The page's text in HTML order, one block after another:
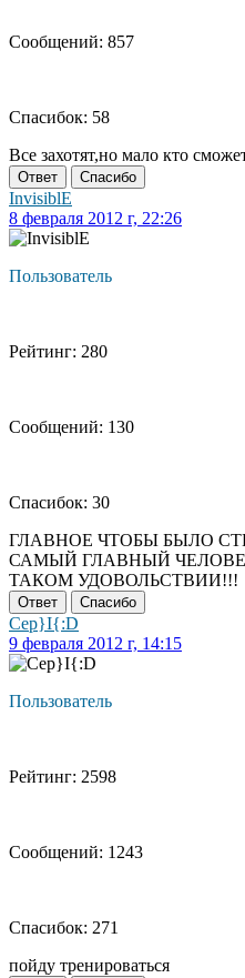
Сообщений: 857
Спасибок: 58
Все захотят,но мало кто
Ответ Спасибо
InvisiblE
8 февраля 2012 г, 22:26
Пользователь
Рейтинг: 280
Сообщений: 130
Спасибок: 30
ГЛАВНОЕ ЧТОБЫ БЫЛО
САМЫЙ ГЛАВНЫЙ
ТАКОМ УДОВОЛЬСТВИИ!!!
Ответ Спасибо
Cep}I{:D
9 февраля 2012 г, 14:15
Пользователь
Рейтинг: 2598
Сообщений: 1243
Спасибок: 271
пойду тренироваться